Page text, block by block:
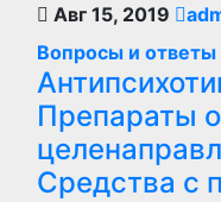
Авг 15, 2019
Вопросы и ответы
Препараты
Средства с